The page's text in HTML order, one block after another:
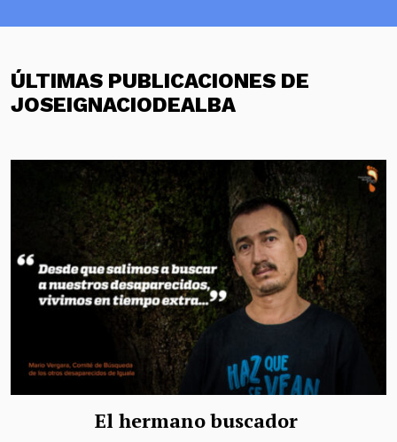
ÚLTIMAS PUBLICACIONES DE
JOSEIGNACIODEALBA
El hermano buscador